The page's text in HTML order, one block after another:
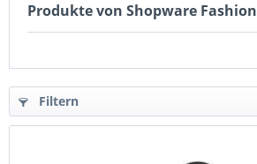
Produkte von Shopware Fashion
Filtern